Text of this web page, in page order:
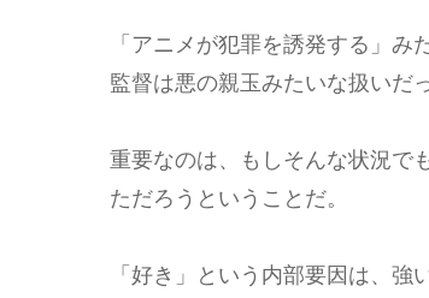
「アニメが犯罪を誘発する」
監督は悪の親玉みたいな扱いだ
重要なのは、もしそんな状況で
ただろうということだ。
「好き」という内部要因は、強い